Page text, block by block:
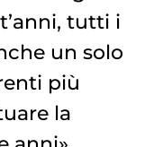
tutti i
un solo
più
la